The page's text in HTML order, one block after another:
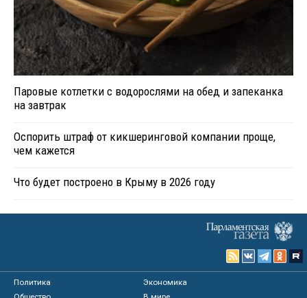
Паровые котлетки с водорослями на обед и запеканка
на завтрак
Оспорить штраф от кикшеринговой компании проще,
чем кажется
Что будет построено в Крыму в 2026 году
Политика
Экономика